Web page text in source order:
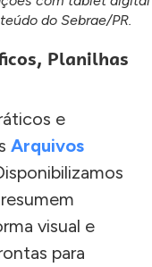
do Sebrae/PR.
Planilhas
e
Arquivos
visual e
para